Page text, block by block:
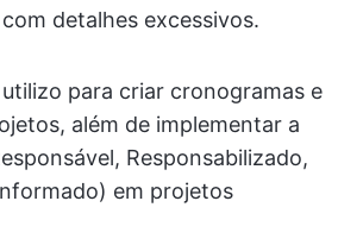
detalhes excessivos.
para criar cronogramas e
além de implementar a
Responsabilizado,
em projetos